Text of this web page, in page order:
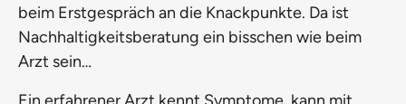
beim Erstgespräch an die Knackpunkte. Da ist
Nachhaltigkeitsberatung ein bisschen wie beim
Arzt sein…